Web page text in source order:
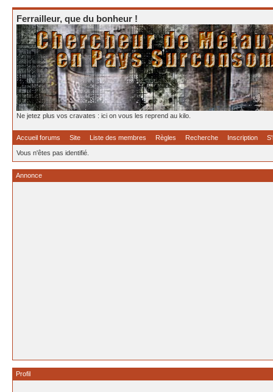
Ferrailleur, que du bonheur !
Ne jetez plus vos cravates : ici on vous les reprend au kilo.
Accueil forums Site Liste des membres Règles Recherche Inscription
Vous n'êtes pas identifié.
Annonce
Profil